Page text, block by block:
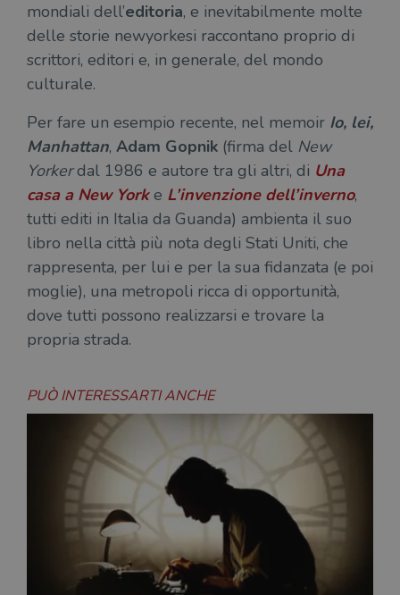
mondiali dell’editoria, e inevitabilmente molte
delle storie newyorkesi raccontano proprio di
scrittori, editori e, in generale, del mondo
culturale.
Per fare un esempio recente, nel memoir Io, lei,
Manhattan, Adam Gopnik (firma del New
Yorkerdal 1986 e autore tra gli altri, di Una
casa a New Yorke L’invenzione dell’inverno,
tutti editi in Italia da Guanda) ambienta il suo
libro nella città più nota degli Stati Uniti, che
rappresenta, per lui e per la sua fidanzata (e poi
moglie), una metropoli ricca di opportunità,
dove tutti possono realizzarsi e trovare la
propria strada.
PUÒ INTERESSARTI ANCHE